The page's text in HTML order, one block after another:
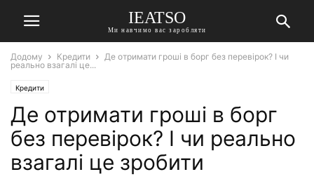
IEATSO
Ми навчимо вас заробляти
Додому Кредити
Де отримати гроші в борг без перевірок? І чи
реально взагалі це...
Кредити
Де отримати гроші в борг
без перевірок? І чи реально
взагалі це зробити